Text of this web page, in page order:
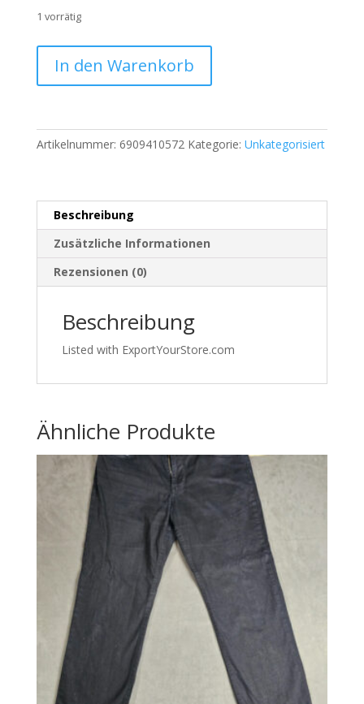
1 vorrätig
Tacchini
Milano
–
Koralle
Look
Größe
ca.
Menge
In den Warenkorb
Artikelnummer: 6909410572 Kategorie: Unkategorisiert
Beschreibung
Zusätzliche Informationen
Rezensionen (0)
Beschreibung
Listed with ExportYourStore.com
Ähnliche Produkte